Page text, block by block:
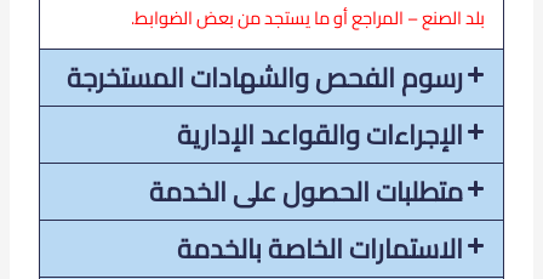
بلد الصنع – المراجع أو ما يستجد من بعض الضوابط.
رسوم الفحص والشهادات المستخرجة
الإجراءات والقواعد الإدارية
متطلبات الحصول على الخدمة
الاستمارات الخاصة بالخدمة